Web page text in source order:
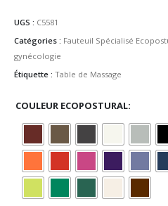
UGS : C5581
Catégories : Fauteuil Spécialisé
gynécologie
Étiquette : Table de Massage
COULEUR ECOPOSTURAL